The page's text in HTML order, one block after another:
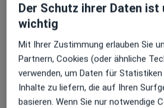
Verfügbarkeit
Dr. Hülya Kutlu-Gündogdu
Standort über Jameda keine
Terminbuchung an
Der Schutz ihrer Daten ist
wichtig
Mit Ihrer Zustimmung erlauben Sie
Partnern, Cookies (oder ähnliche
verwenden, um Daten für
Inhalte zu liefern, die auf Ihren
basieren. Wenn Sie nur notwendige